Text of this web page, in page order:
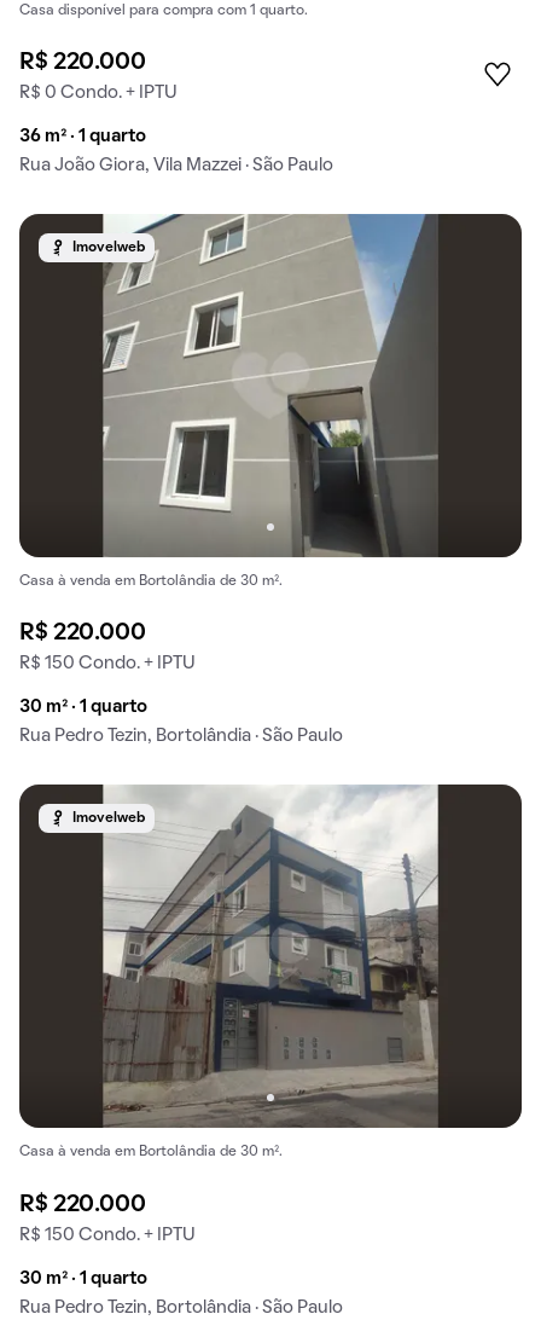
Casa disponível para compra com 1 quarto.
R$ 220.000
R$ 0 Condo. + IPTU
36 m² · 1 quarto
Rua João Giora, Vila Mazzei · São Paulo
Imovelweb
Casa à venda em Bortolândia de 30 m².
R$ 220.000
R$ 150 Condo. + IPTU
30 m² · 1 quarto
Rua Pedro Tezin, Bortolândia · São Paulo
Imovelweb
Casa à venda em Bortolândia de 30 m².
R$ 220.000
R$ 150 Condo. + IPTU
30 m² · 1 quarto
Rua Pedro Tezin, Bortolândia · São Paulo